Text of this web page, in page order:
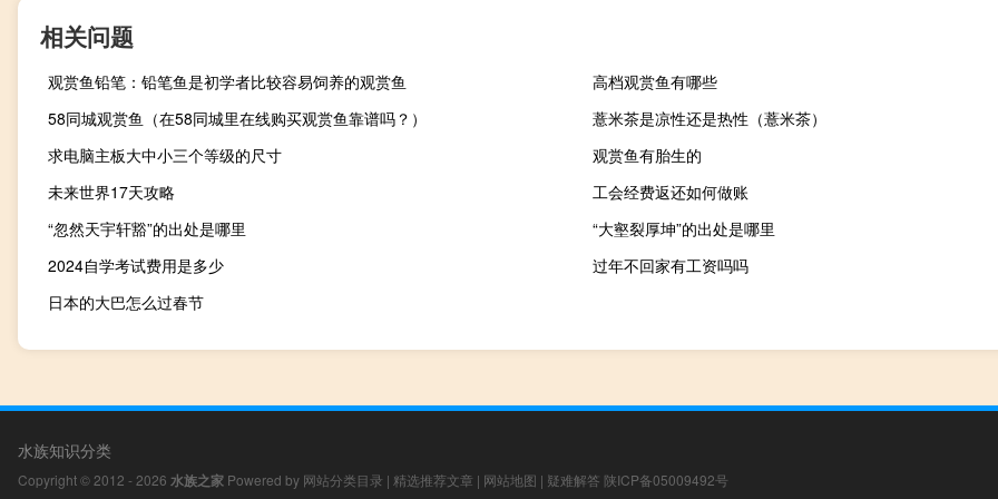
相关问题
观赏鱼铅笔：铅笔鱼是初学者比较容易饲养的观赏鱼
高档观赏鱼有哪些
58同城观赏鱼（在58同城里在线购买观赏鱼靠谱吗？）
薏米茶是凉性还是热性（薏米茶）
求电脑主板大中小三个等级的尺寸
观赏鱼有胎生的
未来世界17天攻略
工会经费返还如何做账
“忽然天宇轩豁”的出处是哪里
“大壑裂厚坤”的出处是哪里
2024自学考试费用是多少
过年不回家有工资吗吗
日本的大巴怎么过春节
水族知识分类
Copyright © 2012 - 2026 水族之家 Powered by 网站分类目录 | 精选推荐文章 | 网站地图 | 疑难解答 陕ICP备05009492号